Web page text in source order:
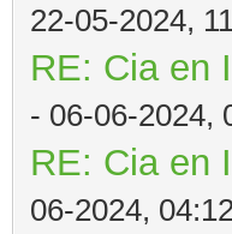
22-05-2024,
RE: Cia en
- 06-06-2024,
RE: Cia en
06-2024,